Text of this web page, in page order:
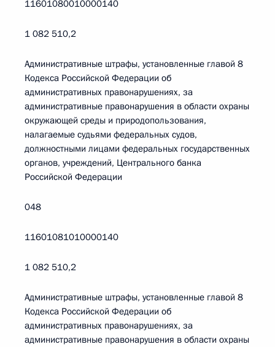
11601080010000140
1 082 510,2
Административные штрафы, установленные главой 8
Кодекса Российской Федерации об
административных правонарушениях, за
административные правонарушения в области охраны
окружающей среды и природопользования,
налагаемые судьями федеральных судов,
должностными лицами федеральных государственных
органов, учреждений, Центрального банка
Российской Федерации
048
11601081010000140
1 082 510,2
Административные штрафы, установленные главой 8
Кодекса Российской Федерации об
административных правонарушениях, за
административные правонарушения в области охраны